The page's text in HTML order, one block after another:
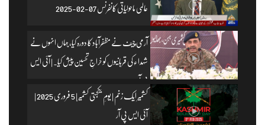
عالمی ماحولیاتی کانفرنس 07-02-2025
آرمی چیف نے مظفرآباد کا دورہ کیا، جہاں انہوں نے
شہداء کی قربانیوں کو خراجِ تحسین پیش کیا۔ | آئی ایس
پی آر
کشمیر ایک زخم | یومِ یکجہتی کشمیر | 5 فروری 2025 |
آئی ایس پی آر